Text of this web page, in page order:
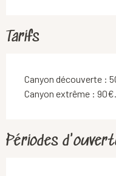
Tarifs
Canyon découverte :
Canyon extrême : 90€.
Périodes